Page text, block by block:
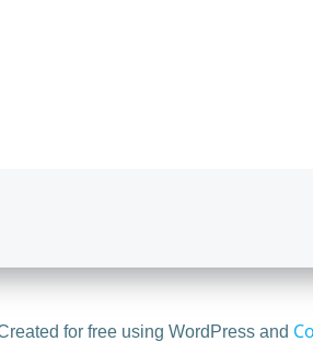
for free using WordPress and